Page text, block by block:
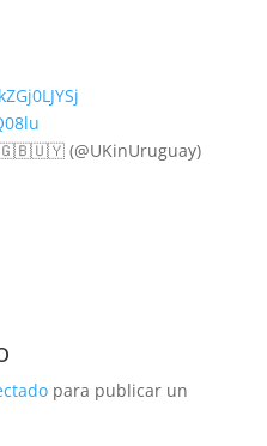
(@UKinUruguay)
para publicar un